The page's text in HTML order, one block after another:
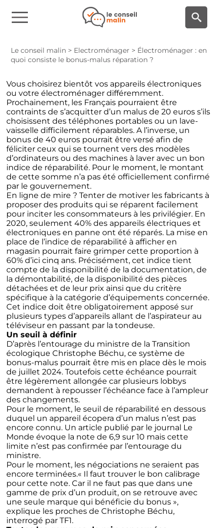
Le conseil malin > Electroménager > Électroménager : en
quoi consiste le bonus-malus réparation ?
Vous choisirez bientôt vos appareils électroniques
ou votre électroménager différemment.
Prochainement, les Français pourraient être
contraints de s’acquitter d’un malus de 20 euros s’ils
choisissentdes téléphones portables ou un lave-
vaisselle difficilement réparables. A l’inverse, un
bonus de 40 euros pourrait être versé afin de
féliciter ceux qui se tournent versdes modèles
d’ordinateurs ou des machines à laver avec un bon
indice de réparabilité. Pour le moment, le montant
de cette somme n’a pas été officiellement confirmé
par le gouvernement.
En ligne de mire ? Tenter de motiver les fabricants à
proposer des produits qui se réparent facilement
pour inciter les consommateurs à les privilégier. En
2020, seulement 40% des appareils électriques et
électroniques en panne ont été réparés. La mise en
place de l’indice de réparabilité à afficher en
magasin pourrait faire grimper cette proportion à
60% d’ici cinq ans. Précisément, cet indice tient
compte de la disponibilité de la documentation, de
la démontabilité, de la disponibilité des pièces
détachées et de leur prix ainsi que du critère
spécifique à la catégorie d’équipements concernée.
Cet indice doit être obligatoirement apposé sur
plusieurs types d’appareils allant de l’aspirateur au
téléviseur en passant par la tondeuse.
Un seuil à définir
D’après l’entourage du ministre de la Transition
écologique Christophe Béchu, ce système de
bonus-malus pourrait être mis en place dès le mois
de juillet 2024.Toutefois cette échéance pourrait
être légèrement allongée car plusieurs lobbys
demandent à repousser l’échéance face à l’ampleur
des changements.
Pour le moment, le seuil de réparabilité en dessous
duquel un appareil écopera d’un malus n’est pas
encore connu. Un article publié par le journal Le
Monde évoque la note de 6,9 sur 10 mais cette
limite n’est pas confirmée par l’entourage du
ministre.
Pour le moment, les négociations ne seraient pas
encore terminées.« Il faut trouver le bon calibrage
pour cette note. Car il ne faut pas que dans une
gamme de prix d’un produit, on se retrouve avec
une seule marque qui bénéficie du bonus »,
explique les proches de Christophe Béchu,
interrogé par TF1.